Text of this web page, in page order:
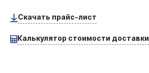
Скачать прайс-лист
Калькулятор стоимости доставки